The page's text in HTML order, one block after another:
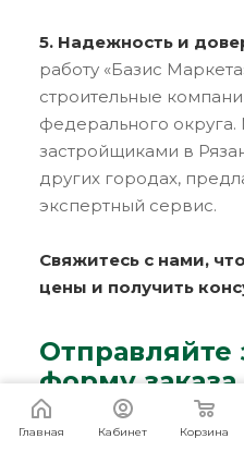
5. Надежность и
работу «Базис
строительные
федерального
застройщиками в
других городах,
экспертный сервис.
Свяжитесь с нами,
цены и получить
Отправляйте
форму заказа
Главная Кабинет Корзина
Мы используем файлы cookie.